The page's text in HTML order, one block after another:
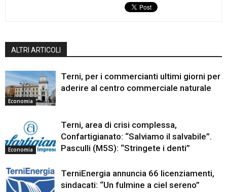
ALTRI ARTICOLI
Economia
Terni, per i commercianti ultimi giorni per
aderire al centro commerciale naturale
Economia
Terni, area di crisi complessa,
Confartigianato: “Salviamo il salvabile”.
Pasculli (M5S): “Stringete i denti”
TerniEnergia annuncia 66 licenziamenti,
sindacati: “Un fulmine a ciel sereno”